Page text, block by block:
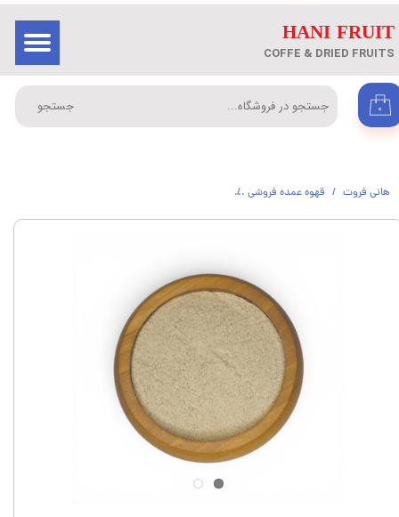
جستجو ۰
حساب کاربری من
تغییر گذر واژه
سفارشات
​HANI FRUIT
COFFE & DRIED FRUITS
هانی فروت قهوه عمده فروشی